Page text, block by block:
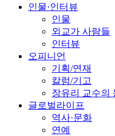
인물·인터뷰
인물
외교가 사람들
인터뷰
오피니언
기획/연재
칼럼/기고
장유리 교수의
글로벌라이프
역사·문화
연예